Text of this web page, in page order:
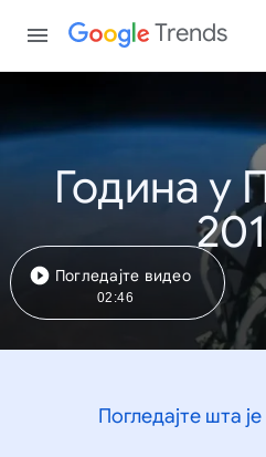
Trends
Година у
Погледајте видео
02:46
Погледајте шта